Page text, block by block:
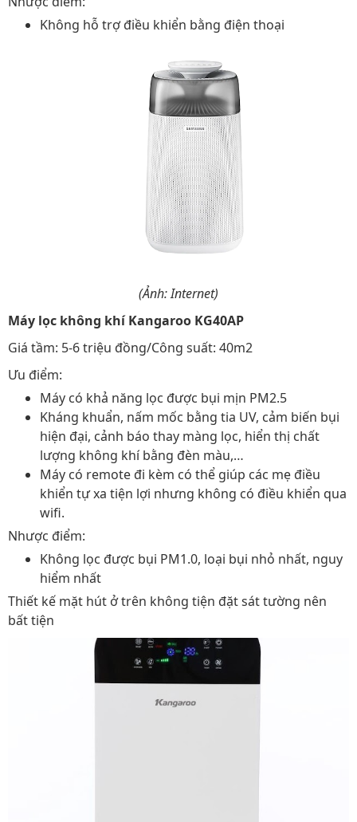
Không hỗ trợ điều khiển bằng điện thoại
(Ảnh: Internet)
Máy lọc không khí Kangaroo KG40AP
Giá tầm: 5-6 triệu đồng/Công suất: 40m2
Ưu điểm:
Máy có khả năng lọc được bụi mịn PM2.5
Kháng khuẩn, nấm mốc bằng tia UV, cảm biến bụi
hiện đại, cảnh báo thay màng lọc, hiển thị chất
lượng không khí bằng đèn màu,…
Máy có remote đi kèm có thể giúp các mẹ điều
khiển tự xa tiện lợi nhưng không có điều khiển qua
wifi.
Nhược điểm:
Không lọc được bụi PM1.0, loại bụi nhỏ nhất, nguy
hiểm nhất
Thiết kế mặt hút ở trên không tiện đặt sát tường nên
bất tiện